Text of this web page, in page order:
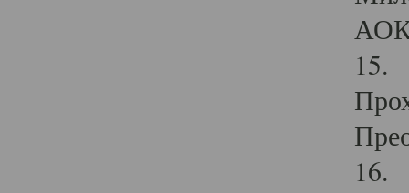
15.
16.